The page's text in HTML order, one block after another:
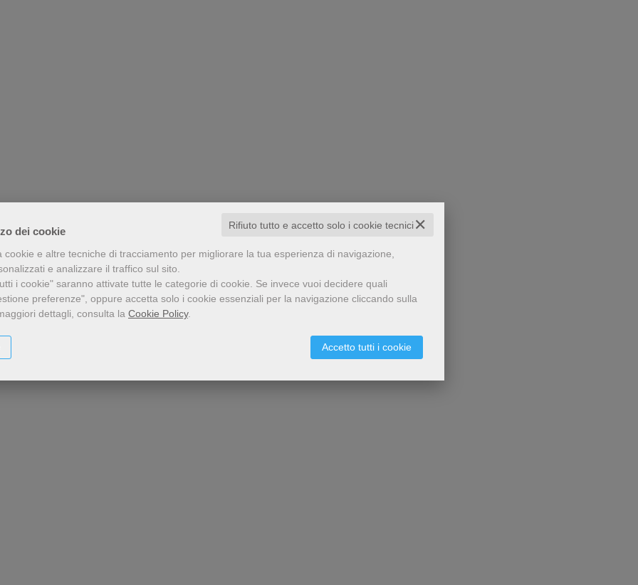
dei cookie ✕
Rifiuto tutto e accetto solo i cookie tecnici
cookie e altre tecniche di tracciamento per migliorare la tua esperienza di navigazione,
e analizzare il traffico sul sito.
i cookie" saranno attivate tutte le categorie di cookie. Se invece vuoi decidere quali
preferenze", oppure accetta solo i cookie essenziali per la navigazione cliccando sulla
dettagli, consulta la Cookie Policy.
Accetto tutti i cookie